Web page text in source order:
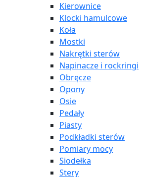
Kierownice
Klocki hamulcowe
Koła
Mostki
Nakrętki sterów
Napinacze i rockringi
Obręcze
Opony
Osie
Pedały
Piasty
Podkładki sterów
Pomiary mocy
Siodełka
Stery